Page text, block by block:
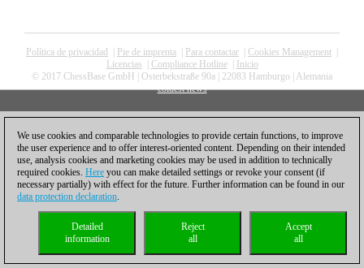
Política de privacidad Pie de imprenta Para contactar Cookies Management
Licencias
Compliance Hotline|
Inicio
© 2017 ChessBase GmbH | Osterbekstraße 90a | 22083 Hamburgo | Alemania
coldest news
We use cookies and comparable technologies to provide certain functions, to improve
the user experience and to offer interest-oriented content. Depending on their intended
use, analysis cookies and marketing cookies may be used in addition to technically
required cookies. Here you can make detailed settings or revoke your consent (if
necessary partially) with effect for the future. Further information can be found in our
data protection declaration.
Accept
all
Reject
all
Detailed
information